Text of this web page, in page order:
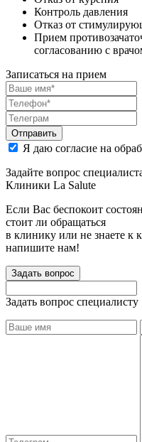
Контроль давления
Отказ от
Прием
согласованию с
Записаться на прием
Отправить
Я даю согласие на
Задайте вопрос
Клиники La Salute
Если Вас беспокоит
стоит ли обращаться
в клинику или не знаете к
напишите нам!
Задать вопрос
Задать вопрос специалисту